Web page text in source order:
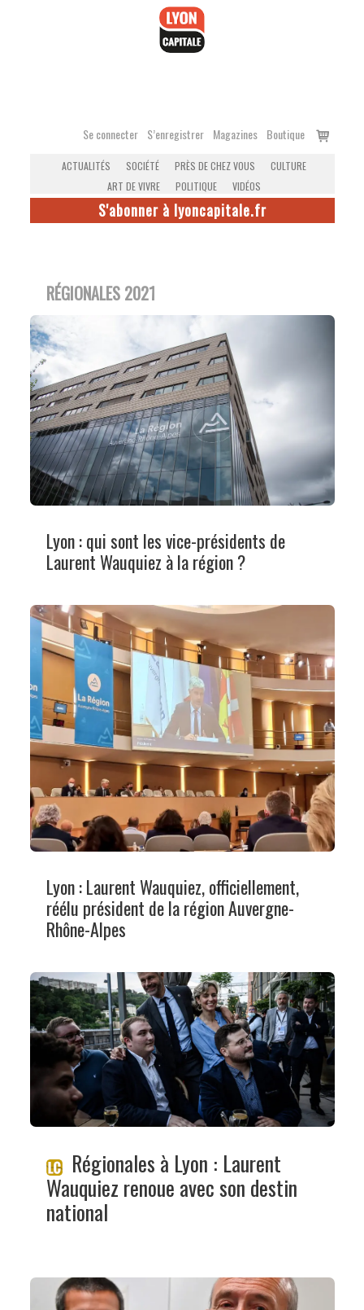
Se connecter S’enregistrer Magazines Boutique
Voir
ACTUALITÉS SOCIÉTÉ PRÈS DE CHEZ VOUS
CULTURE
ART DE VIVRE
POLITIQUE VIDÉOS
S'abonner à lyoncapitale.fr
RÉGIONALES 2021
Lyon : qui sont les vice-présidents de
Laurent Wauquiez à la région ?
Lyon : Laurent Wauquiez, officiellement,
réélu président de la région Auvergne-
Rhône-Alpes
Régionales à Lyon : Laurent
Wauquiez renoue avec son destin
national